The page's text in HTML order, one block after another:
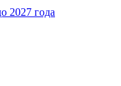
2027 года